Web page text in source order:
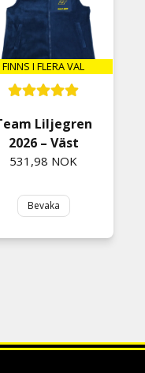
FINNS I FLERA VAL
Liljegren
2026 – Väst
531,98 NOK
Bevaka